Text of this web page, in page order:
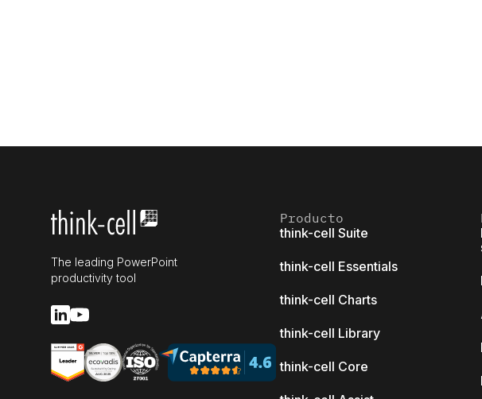
The leading PowerPoint
productivity tool
Producto
think-cell Suite
think-cell Essentials
think-cell Charts
think-cell Library
think-cell Core